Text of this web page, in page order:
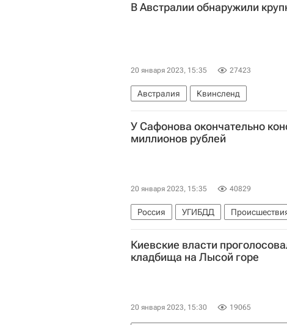
В Австралии обнаружили
20 января 2023, 15:35 27423
Австралия Квинсленд
У Сафонова окончательно
миллионов рублей
20 января 2023, 15:35 40829
Россия УГИБДД
Киевские власти
кладбища на Лысой горе
20 января 2023, 15:30 19065